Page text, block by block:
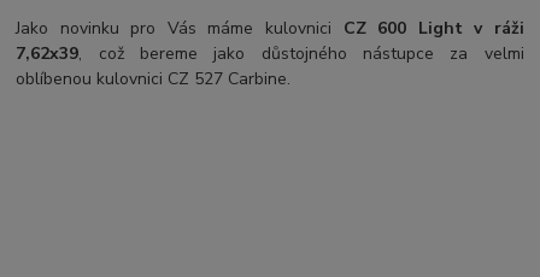
Jako novinku pro Vás máme kulovnici CZ 600 Light v ráži
7,62x39, což bereme jako důstojného nástupce za velmi
oblíbenou kulovnici CZ 527 Carbine.